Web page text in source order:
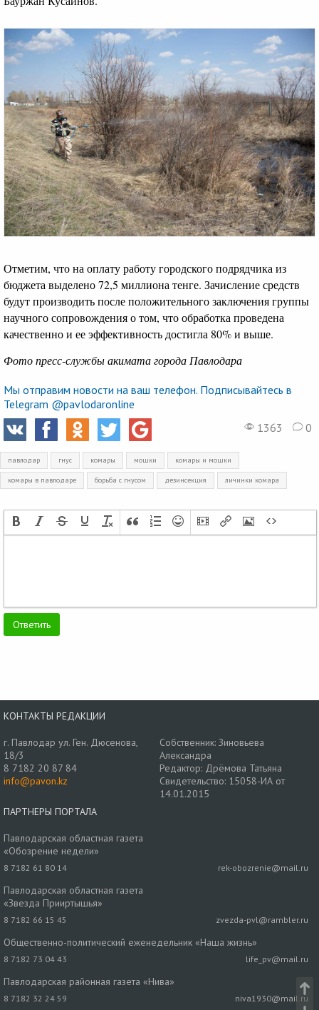
Отметим, что на оплату работу городского подрядчика из
бюджета выделено 72,5 миллиона тенге. Зачисление средств
будут производить после положительного заключения группы
научного сопровождения о том, что обработка проведена
качественно и ее эффективность достигла 80% и выше.
Фото пресс-службы акимата города Павлодара
Мы отправим новости на ваш телефон. Подписывайтесь в
Telegram @pavlodaronline
1363
0
павлодар гнус комары мошки комары и мошки
комары в павлодаре борьба с гнусом дезинсекция личинки комара
КОНТАКТЫ РЕДАКЦИИ
г. Павлодар ул. Ген. Дюсенова,
18/3
8 7182 20 87 84
info@pavon.kz
Собственник: Зиновьева
Александра
Редактор: Дрёмова Татьяна
Свидетельство: 15058-ИА от
14.01.2015
ПАРТНЕРЫ ПОРТАЛА
Павлодарская областная газета
«Обозрение недели»
8 7182 61 80 14 rek-obozrenie@mail.ru
Павлодарская областная газета
«Звезда Прииртышья»
8 7182 66 15 45 zvezda-pvl@rambler.ru
Общественно-политический еженедельник «Наша жизнь»
8 7182 73 04 43 life_pv@mail.ru
Павлодарская районная газета «Нива»
8 7182 32 24 59 niva1930@mail.ru